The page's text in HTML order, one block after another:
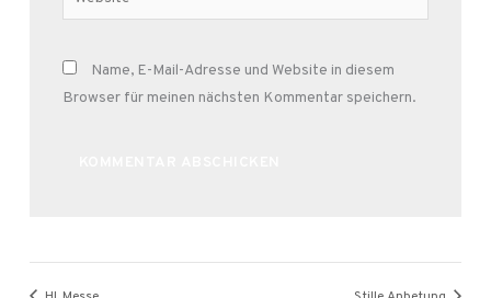
Name, E-Mail-Adresse und Website in diesem
Browser für meinen nächsten Kommentar speichern.